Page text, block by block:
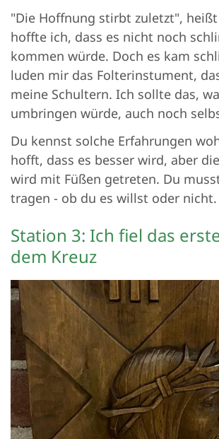
"Die Hoffnung stirbt zuletzt",
hoffte ich, dass es nicht noch
kommen würde. Doch es kam
luden mir das Folterinstument,
meine Schultern. Ich sollte das,
umbringen würde, auch noch
Du kennst solche Erfahrungen
hofft, dass es besser wird, aber
wird mit Füßen getreten. Du
tragen - ob du es willst oder nicht.
Station 3: Ich fiel das
dem Kreuz